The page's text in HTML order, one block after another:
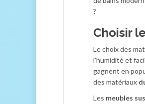
?
Choisir
Le choix des
l’humidité et
gagnent en
des matériaux
Les meubles